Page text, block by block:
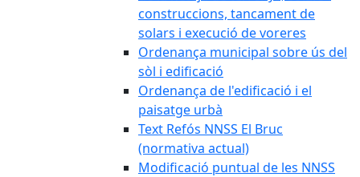
construccions, tancament de
solars i execució de voreres
Ordenança municipal sobre ús del
sòl i edificació
Ordenança de l'edificació i el
paisatge urbà
Text Refós NNSS El Bruc
(normativa actual)
Modificació puntual de les NNSS